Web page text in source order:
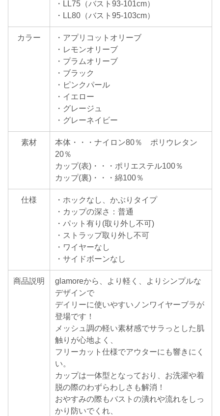
・LL75（バスト93-101cm）
・LL80（バスト95-103cm）
カラー
・アプリコットオリーブ
・レモンオリーブ
・プラムオリーブ
・ブラック
・ピンクパール
・イエロー
・グレージュ
・グレーネイビー
素材
本体・・・ナイロン80％ ポリウレタン
20％
カップ(表)・・・ポリエステル100％
カップ(裏)・・・綿100％
仕様
・ホックなし、かぶりタイプ
・カップの深さ：普通
・パット有り(取り外し不可)
・ストラップ取り外し不可
・ワイヤーなし
・サイドボーンなし
商品説明
glamoreから、より軽く、よりシンプルな
デザインで
デイリーに使いやすいノンワイヤーブラが
登場です！
メッシュ調の軽い素材感でサラっとした肌
触りが心地よく、
フリーカット仕様でアウターにも響きにく
い。
カップは一体型となっており、お洗濯や着
脱の際のわずらわしさも解消！
おやすみの際もバストの潰れや流れをしっ
かり防いでくれ、